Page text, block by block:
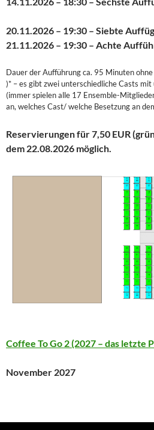
20.11.2026 – 19:30 – Siebte
21.11.2026 – 19:30 – Achte
Dauer der Aufführung ca. 95 Minuten ohne
)* – es gibt zwei unterschiedliche Casts
(immer spielen alle 17 Ensemble-
an, welches Cast/ welche Besetzung an
Reservierungen für 7,50 EUR
dem 22.08.2026 möglich.
Coffee To Go 2 (2027 – das letzte
November 2027